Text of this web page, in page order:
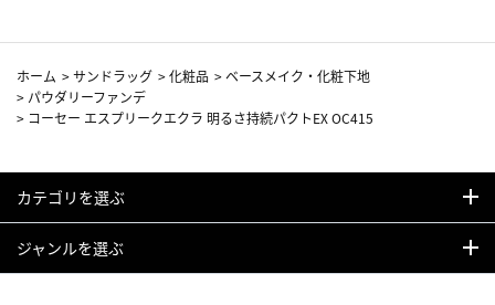
ホーム >サンドラッグ >化粧品 >ベースメイク・化粧下地
> パウダリーファンデ
> コーセー エスプリークエクラ 明るさ持続パクトEX OC415
カテゴリを選ぶ
ジャンルを選ぶ